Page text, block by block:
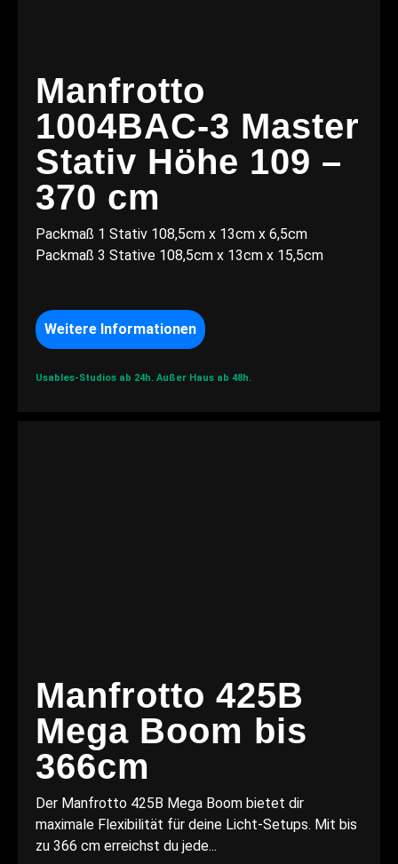
Manfrotto
1004BAC-3 Master
Stativ Höhe 109 –
370 cm
Packmaß 1 Stativ 108,5cm x 13cm x 6,5cm
Packmaß 3 Stative 108,5cm x 13cm x 15,5cm
Weitere Informationen
Usables-Studios ab 24h. Außer Haus ab 48h.
Manfrotto 425B
Mega Boom bis
366cm
Der Manfrotto 425B Mega Boom bietet dir
maximale Flexibilität für deine Licht-Setups. Mit bis
zu 366 cm erreichst du jede...